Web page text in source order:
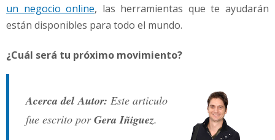
un negocio online, las herramientas que te ayudarán
están disponibles para todo el mundo.
¿Cuál será tu próximo movimiento?
Acerca del Autor: Este articulo
fue escrito porGera Iñiguez.